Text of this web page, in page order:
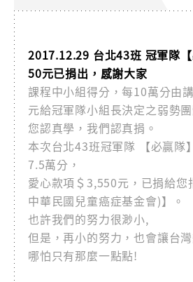
2017.12.29 台北43班 冠軍隊
50元已捐出，感謝大家
課程中小組得分，每10萬分由
元給冠軍隊小組長決定之弱勢團
您認真學，我們認真捐。
本次台北43班冠軍隊 【必贏隊
7.5萬分，
愛心款項＄3,550元，已捐給您
中華民國兒童癌症基金會)】。
也許我們的努力很渺小,
但是，再小的努力，也會讓台
哪怕只有那麼一點點!